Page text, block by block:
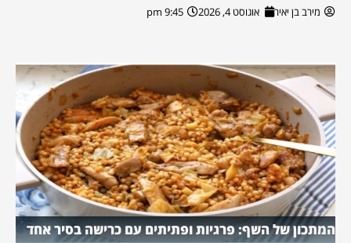
מירב בן יאיר אוגוסט 4, 2026 9:45 pm
המתכון של השף: פרגיות ופתיתים עם כרישה בסיר אחד